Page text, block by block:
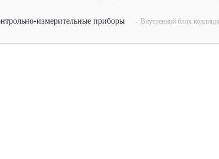
измерительные приборы - Внутренний блок